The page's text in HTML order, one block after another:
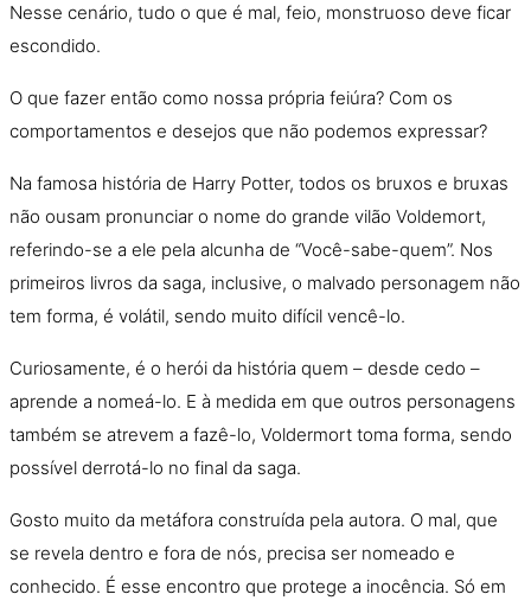
Nesse cenário, tudo o que é mal, feio, monstruoso deve ficar
escondido.
O que fazer então como nossa própria feiúra? Com os
comportamentos e desejos que não podemos expressar?
Na famosa história de Harry Potter, todos os bruxos e bruxas
não ousam pronunciar o nome do grande vilão Voldemort,
referindo-se a ele pela alcunha de “Você-sabe-quem”. Nos
primeiros livros da saga, inclusive, o malvado personagem não
tem forma, é volátil, sendo muito difícil vencê-lo.
Curiosamente, é o herói da história quem – desde cedo –
aprende a nomeá-lo. E à medida em que outros personagens
também se atrevem a fazê-lo, Voldermort toma forma, sendo
possível derrotá-lo no final da saga.
Gosto muito da metáfora construída pela autora. O mal, que
se revela dentro e fora de nós, precisa ser nomeado e
conhecido. É esse encontro que protege a inocência. Só em